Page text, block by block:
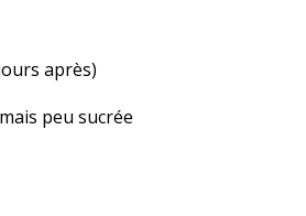
après)
peu sucrée